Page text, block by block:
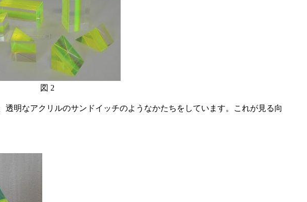
図 2
明なアクリルのサンドイッチのようなかたちをしています。これが見る向